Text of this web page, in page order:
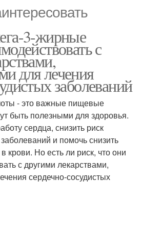
3-жирные
с
для лечения
заболеваний
- это важные пищевые
быть полезными для здоровья.
сердца, снизить риск
и помочь снизить
крови. Но есть ли риск, что они
с другими лекарствами,
сердечно-сосудистых